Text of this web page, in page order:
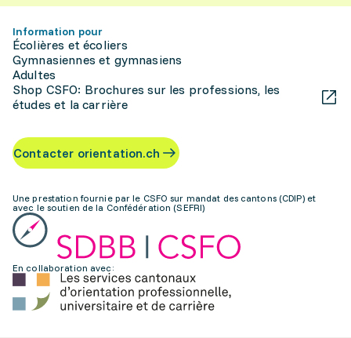
Information pour
Écolières et écoliers
Gymnasiennes et gymnasiens
Adultes
Shop CSFO: Brochures sur les professions, les
études et la carrière
Contacter orientation.ch
Une prestation fournie par le CSFO sur mandat des cantons (CDIP) et
avec le soutien de la Confédération (SEFRI)
En collaboration avec: